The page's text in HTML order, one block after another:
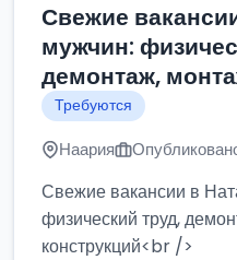
Свежие
мужчин:
демонтаж,
Требуются
Наария
Свежие вакансии в
физический труд,
конструкций<br />